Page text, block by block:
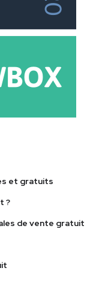
et gratuits
?
de vente gratuit